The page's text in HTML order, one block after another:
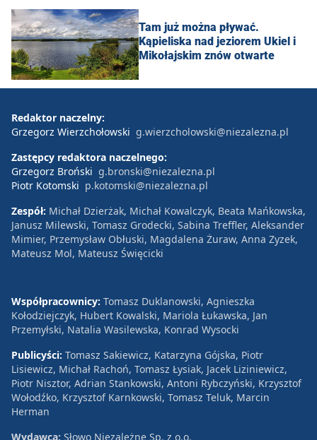
Tam już można pływać.
Kąpieliska nad jeziorem Ukiel i
Mikołajskim znów otwarte
Redaktor naczelny:
Grzegorz Wierzchołowski g.wierzcholowski@niezalezna.pl
Zastępcy redaktora naczelnego:
Grzegorz Broński g.bronski@niezalezna.pl
Piotr Kotomski p.kotomski@niezalezna.pl
Zespół: Michał Dzierżak, Michał Kowalczyk, Beata Mańkowska,
Janusz Milewski, Tomasz Grodecki, Sabina Treffler, Aleksander
Mimier, Przemysław Obłuski, Magdalena Żuraw, Anna Zyzek,
Mateusz Mol, Mateusz Święcicki
Współpracownicy: Tomasz Duklanowski, Agnieszka
Kołodziejczyk, Hubert Kowalski, Mariola Łukawska, Jan
Przemyłski, Natalia Wasilewska, Konrad Wysocki
Publicyści: Tomasz Sakiewicz, Katarzyna Gójska, Piotr
Lisiewicz, Michał Rachoń, Tomasz Łysiak, Jacek Liziniewicz,
Piotr Nisztor, Adrian Stankowski, Antoni Rybczyński, Krzysztof
Wołodźko, Krzysztof Karnkowski, Tomasz Teluk, Marcin
Herman
Wydawca: Słowo Niezależne Sp. z o.o.